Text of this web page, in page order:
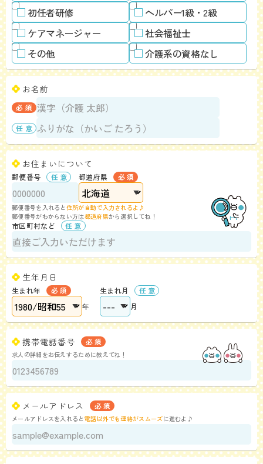
初任者研修
ヘルパー1級・2級
ケアマネージャー
社会福祉士
その他
介護系の資格なし
お名前
お住まいについて
郵便番号 都道府県
市区町村など
郵便番号を入れると 住所が自動で入力されるよ♪
郵便番号がわからない方は都道府県から選択してね！
生年月日
生まれ年
年
生まれ月
月
携帯電話番号
求人の詳細をお伝えするために教えてね！
メールアドレス
メールアドレスを入れると 電話以外でも連絡がスムーズに進むよ♪